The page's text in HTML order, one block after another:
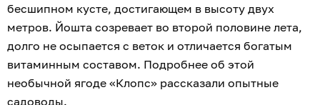
бесшипном кусте, достигающем в высоту двух
метров. Йошта созревает во второй половине лета,
долго не осыпается с веток и отличается богатым
витаминным составом. Подробнее об этой
необычной ягоде «Клопс» рассказали опытные
садоводы.